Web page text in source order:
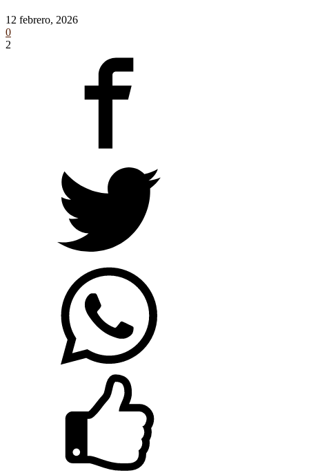
12 febrero, 2026
0
2